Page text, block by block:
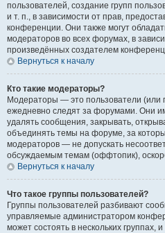
пользователей, создание групп
и т. п., в зависимости от прав,
конференции. Они также могут
модераторов во всех форумах, в
произведённых создателем
Вернуться к началу
Кто такие модераторы?
Модераторы — это пользователи (или
ежедневно следят за форумами. Они
удалять сообщения, закрывать,
объединять темы на форуме, за
модераторов — не допускать
обсуждаемым темам (оффтопик),
Вернуться к началу
Что такое группы пользователей?
Группы пользователей разбивают
управляемые администратором
может состоять в нескольких группах,